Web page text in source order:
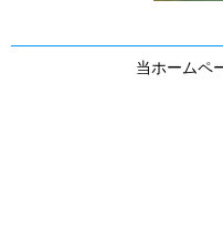
認定
当ホームペ